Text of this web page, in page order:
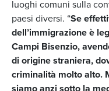
luoghi comuni sulla
paesi diversi. “Se
dell’immigrazione è
Campi Bisenzio,
di origine straniera,
criminalità molto alto.